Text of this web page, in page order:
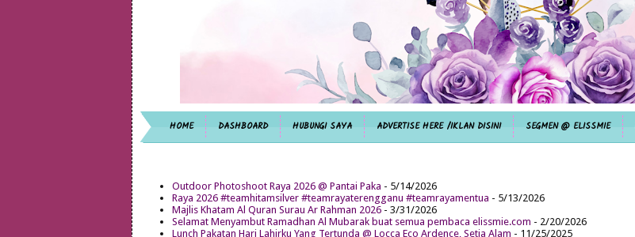
HOME DASHBOARD HUBUNGI SAYA ADVERTISE HERE /IKLAN DISINI SEGMEN @ ELISSMIE
Outdoor Photoshoot Raya 2026 @ Pantai Paka - 5/14/2026
Raya 2026 #teamhitamsilver #teamrayaterengganu #teamrayamentua - 5/13/2026
Majlis Khatam Al Quran Surau Ar Rahman 2026 - 3/31/2026
Selamat Menyambut Ramadhan Al Mubarak buat semua pembaca elissmie.com - 2/20/2026
Lunch Pakatan Hari Lahirku Yang Tertunda @ Locca Eco Ardence, Setia Alam - 11/25/2025